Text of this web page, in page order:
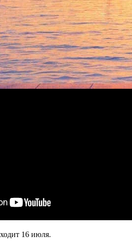
собрал свыше 6,5 миллионов
увидели расстановку сил,
летающих драконов, а также
о необходимости объединиться
который «всегда был
16 июля.